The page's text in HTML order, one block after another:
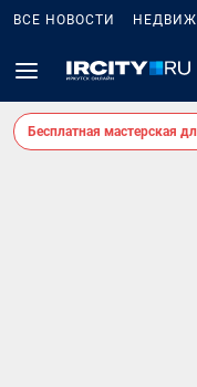
ВСЕ НОВОСТИ
Бесплатная мастерская